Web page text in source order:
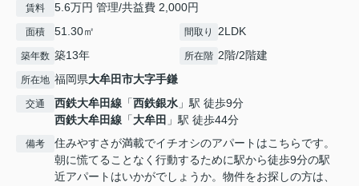
賃料 5.6万円 管理/共益費 2,000円
面積 51.30㎡ 間取り 2LDK
築年数 築13年 所在階 2階/2階建
所在地 福岡県大牟田市大字手鎌
交通 西鉄大牟田線 「西鉄銀水 」駅 徒歩9分
西鉄大牟田線 「大牟田 」駅 徒歩44分
備考
住みやすさが満載でイチオシのアパートはこちらです。
朝に慌てることなく行動するために駅から徒歩9分の駅
近アパートはいかがでしょうか。物件をお探しの方は、